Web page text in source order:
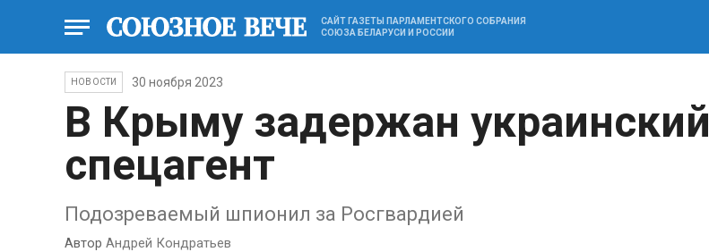
САЙТ ГАЗЕТЫ ПАРЛАМЕНТСКОГО СОБРАНИЯ
СОЮЗА БЕЛАРУСИ И РОССИИ
НОВОСТИ 30 ноября 2023
В Крыму задержан украинский
спецагент
Подозреваемый шпионил за Росгвардией
Автор Андрей Кондратьев